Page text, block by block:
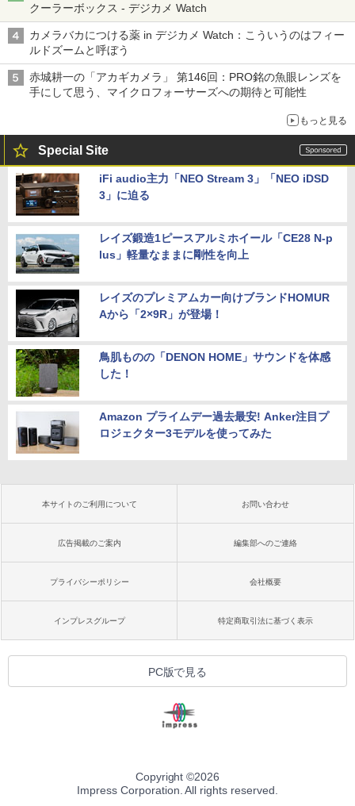
クーラーボックス - デジカメ Watch
カメラバカにつける薬 in デジカメ Watch：こういうのはフィー
ルドズームと呼ぼう
赤城耕一の「アカギカメラ」 第146回：PRO銘の魚眼レンズを
手にして思う、マイクロフォーサーズへの期待と可能性
もっと見る
Special Site
iFi audio主力「NEO Stream 3」「NEO iDSD
3」に迫る
レイズ鍛造1ピースアルミホイール「CE28 N-p
lus」軽量なままに剛性を向上
レイズのプレミアムカー向けブランドHOMUR
Aから「2×9R」が登場！
鳥肌ものの「DENON HOME」サウンドを体感
した！
Amazon プライムデー過去最安! Anker注目プ
ロジェクター3モデルを使ってみた
本サイトのご利用について お問い合わせ
広告掲載のご案内 編集部へのご連絡
プライバシーポリシー 会社概要
インプレスグループ 特定商取引法に基づく表示
PC版で見る
Copyright ©2026
Impress Corporation. All rights reserved.